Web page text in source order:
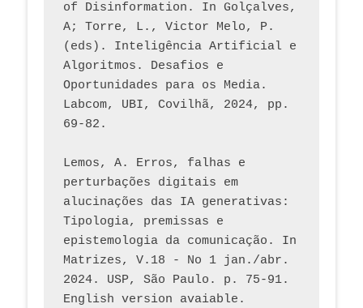
of Disinformation. In Golçalves,
A; Torre, L., Victor Melo, P.
(eds). Inteligência Artificial e
Algoritmos. Desafios e
Oportunidades para os Media.
Labcom, UBI, Covilhã, 2024, pp.
69-82.
Lemos, A. Erros, falhas e
perturbações digitais em
alucinações das IA generativas:
Tipologia, premissas e
epistemologia da comunicação. In
Matrizes, V.18 - No 1 jan./abr.
2024. USP, São Paulo. p. 75-91.
English version avaiable.